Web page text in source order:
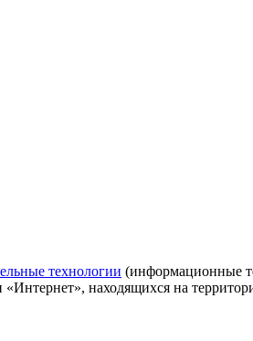
технологии (информационные
находящихся на